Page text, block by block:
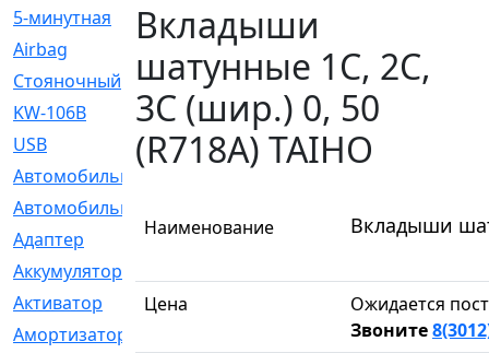
5-минутная
[1]
Airbag
[18]
Cтояночный
[1]
KW-106B
[0]
USB
[6]
Автомобильное
Автомобильный
Адаптер
[3]
Аккумулятор
Активатор
Амортизатор
Вкладыши
шатунные 1C, 2C,
3C (шир.) 0, 50
(R718A) TAIHO
Наименование Вкладыши
Цена
Ожидается
Звоните